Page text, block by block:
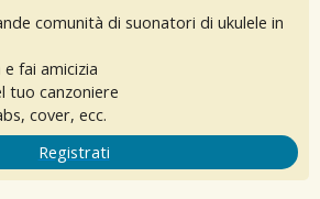
comunità di suonatori di ukulele in
fai amicizia
tuo canzoniere
cover, ecc.
Registrati